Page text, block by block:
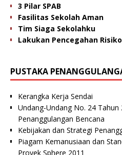
3 Pilar SPAB
Fasilitas Sekolah Aman
Tim Siaga Sekolahku
Lakukan Pencegahan Risiko
PUSTAKA
Kerangka Kerja Sendai
Undang-Undang No. 24
Penanggulangan Bencana
Kebijakan dan Strategi
Piagam Kemanusiaan dan
Proyek Sphere 2011